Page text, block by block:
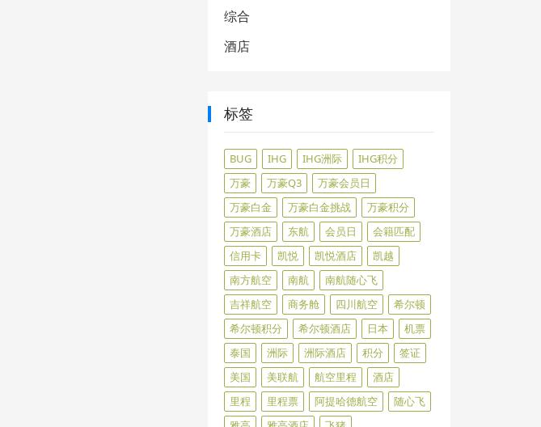
综合
酒店
标签
BUG IHG IHG洲际
IHG积分
万豪
万豪Q3
万豪会员日
万豪白金
万豪白金挑战
万豪积分
万豪酒店
东航 会员日
会籍匹配
信用卡
凯悦 凯悦酒店
凯越
南方航空
南航
南航随心飞
吉祥航空
商务舱 四川航空
希尔顿
希尔顿积分
希尔顿酒店 日本
机票
泰国
洲际 洲际酒店 积分
签证
美国
美联航 航空里程
酒店
里程
里程票 阿提哈德航空
随心飞